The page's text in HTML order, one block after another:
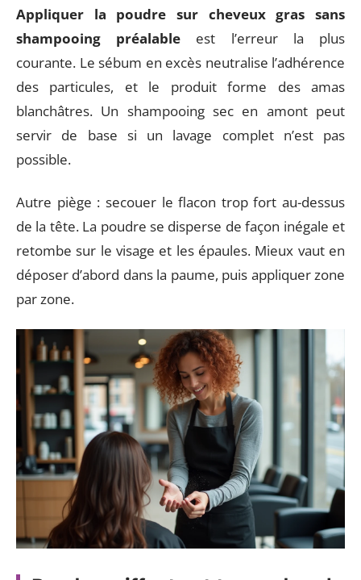
Appliquer la poudre sur cheveux gras sans
shampooing préalable est l’erreur la plus
courante. Le sébum en excès neutralise l’adhérence
des particules, et le produit forme des amas
blanchâtres. Un shampooing sec en amont peut
servir de base si un lavage complet n’est pas
possible.
Autre piège : secouer le flacon trop fort au-dessus
de la tête. La poudre se disperse de façon inégale et
retombe sur le visage et les épaules. Mieux vaut en
déposer d’abord dans la paume, puis appliquer zone
par zone.